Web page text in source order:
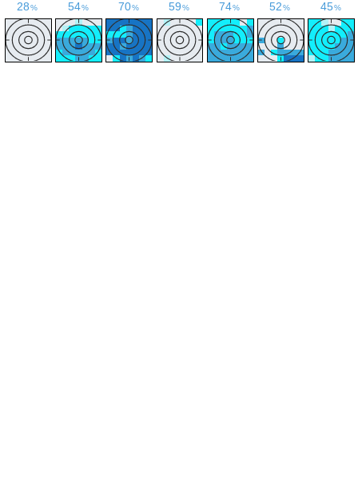
28 % 54% 70%
59% 74% 52 % 45%